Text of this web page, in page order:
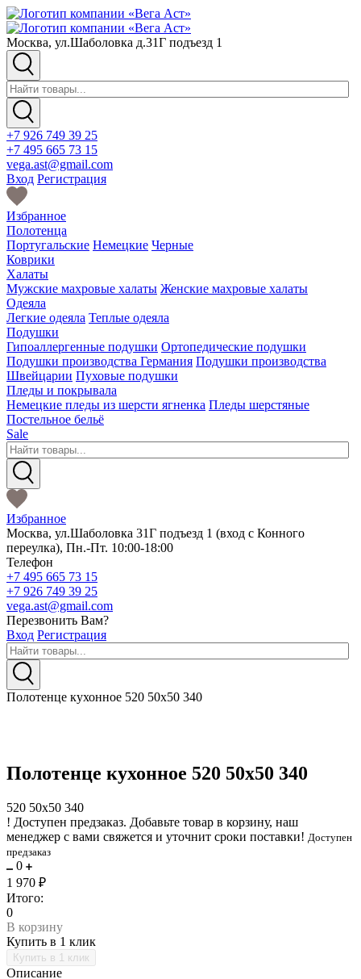
Москва, ул.Шаболовка д.31Г подъезд 1
+7 926 749 39 25
+7 495 665 73 15
vega.ast@gmail.com
Вход Регистрация
Избранное
Полотенца
Португальские Немецкие Черные
Коврики
Халаты
Мужские махровые халаты Женские махровые халаты
Одеяла
Легкие одеяла Теплые одеяла
Подушки
Гипоаллергенные подушки Ортопедические подушки
Подушки производства Германия Подушки производства
Швейцарии Пуховые подушки
Пледы и покрывала
Немецкие пледы из шерсти ягненка Пледы шерстяные
Постельное бельё
Sale
Избранное
Москва, ул.Шаболовка 31Г подъезд 1 (вход с Конного
переулка), Пн.-Пт. 10:00-18:00
Телефон
+7 495 665 73 15
+7 926 749 39 25
vega.ast@gmail.com
Перезвонить Вам?
Вход Регистрация
Полотенце кухонное 520 50х50 340
Полотенце кухонное 520 50х50 340
520 50х50 340
! Доступен предзаказ. Добавьте товар в корзину, наш
менеджер с вами свяжется и уточнит сроки поставки! Доступен
предзаказ
0
1 970 ₽
Итого:
0
В корзину
Купить в 1 клик
Описание